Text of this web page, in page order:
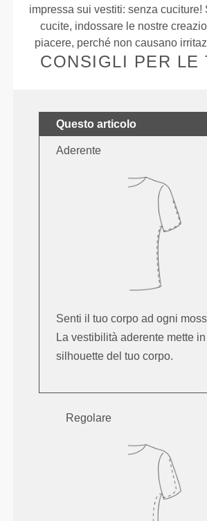
impressa sui vestiti: senza cuciture!
cucite, indossare le nostre
piacere, perché non causano
CONSIGLI PER LE
Questo articolo
Aderente
Senti il tuo corpo ad ogni
La vestibilità aderente mette
silhouette del tuo corpo.
Regolare